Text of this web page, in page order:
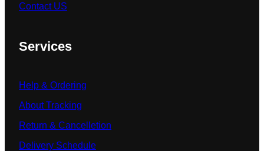
Contact US
Services
Help & Ordering
About Tracking
Return & Cancelletion
Delivery Schedule